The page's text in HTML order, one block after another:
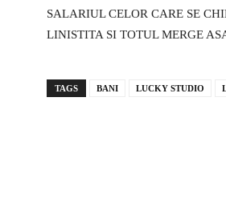
SALARIUL CELOR CARE SE
LINISTITA SI TOTUL MERGE
TAGS BANI LUCKY STUDIO